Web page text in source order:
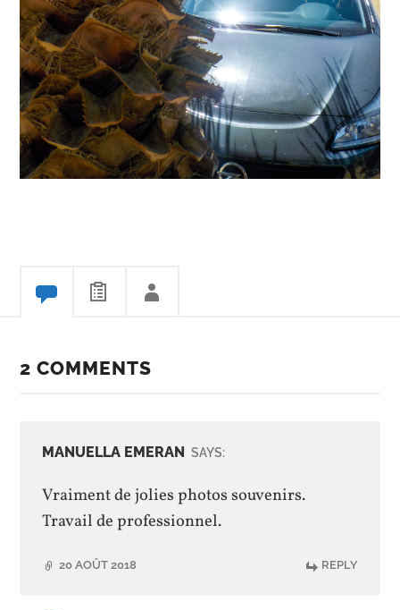
2 COMMENTS
MANUELLA EMERAN SAYS:
Vraiment de jolies photos souvenirs.
Travail de professionnel.
20 AOÛT 2018 REPLY